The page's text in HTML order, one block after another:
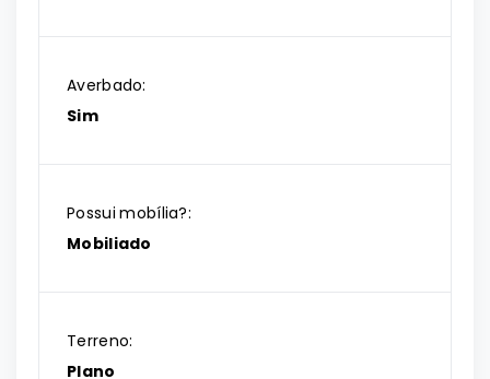
Averbado:
Sim
Possui mobília?:
Mobiliado
Terreno:
Plano